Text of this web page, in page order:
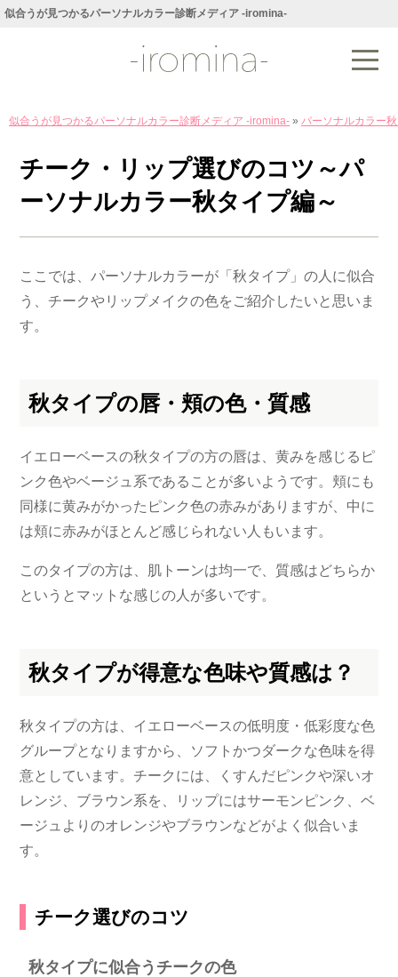
似合うが見つかるパーソナルカラー診断メディア -iromina-
似合うが見つかるパーソナルカラー診断メディア -iromina- » パーソナルカラー
チーク・リップ選びのコツ～パ
ーソナルカラー秋タイプ編～
ここでは、パーソナルカラーが「秋タイプ」の人に似合
う、チークやリップメイクの色をご紹介したいと思いま
す。
秋タイプの唇・頬の色・質感
イエローベースの秋タイプの方の唇は、黄みを感じるピ
ンク色やベージュ系であることが多いようです。頬にも
同様に黄みがかったピンク色の赤みがありますが、中に
は頬に赤みがほとんど感じられない人もいます。
このタイプの方は、肌トーンは均一で、質感はどちらか
というとマットな感じの人が多いです。
秋タイプが得意な色味や質感は？
秋タイプの方は、イエローベースの低明度・低彩度な色
グループとなりますから、ソフトかつダークな色味を得
意としています。チークには、くすんだピンクや深いオ
レンジ、ブラウン系を、リップにはサーモンピンク、ベ
ージュよりのオレンジやブラウンなどがよく似合いま
す。
チーク選びのコツ
秋タイプに似合うチークの色